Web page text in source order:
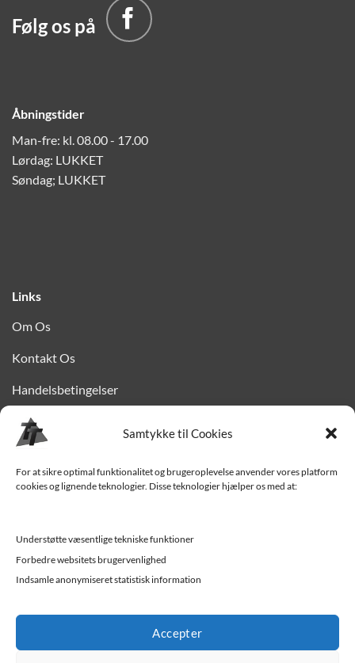
Samtykke til Cookies
For at sikre optimal funktionalitet og brugeroplevelse anvender vores platform
cookies og lignende teknologier. Disse teknologier hjælper os med at:
Understøtte væsentlige tekniske funktioner
Forbedre websitets brugervenlighed
Indsamle anonymiseret statistisk information
Accepter
Følg os på
Åbningstider
Man-fre: kl. 08.00 - 17.00
Lørdag: LUKKET
Søndag; LUKKET
Links
Om Os
Kontakt Os
Handelsbetingelser
Privatlivspolitik
Levering til Sjælland
Trailer-hjælp og FAQ
Værksted